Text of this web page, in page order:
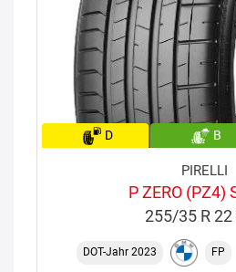
D B
PIRELLI
P ZERO (PZ4)
255/35 R 22
DOT-Jahr 2023 FP